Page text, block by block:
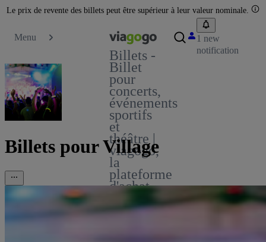
Le prix de revente des billets peut être supérieur à leur valeur nominale.
Menu
Billets -
Billet
pour
concerts,
événements
sportifs
et
théâtre |
viagogo,
la
plateforme
d'achat
vente
1 new
notification
Billets pour Village